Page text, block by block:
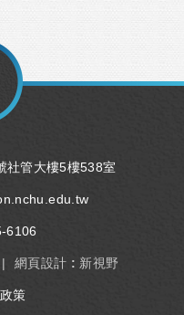
社管大樓5樓538室
6106
網頁設計 : 新視野
策